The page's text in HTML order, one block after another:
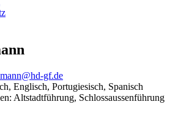
gf.de
Englisch, Portugiesisch, Spanisch
Altstadtführung, Schlossaussenführung